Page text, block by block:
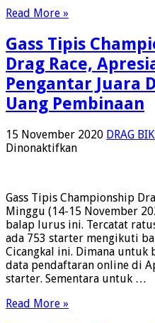
21
Maret
2021
Read More »
Gass Tipis
Drag Race,
Pengantar Juara
Uang Pembinaan
15 November 2020 DRAG
Dinonaktifkanpada
Drag
Bike
&
Drag
Race,
Apresiasi
Mekanik
Gass Tipis Championship
Minggu (14-15 November
balap lurus ini. Tercatat
ada 753 starter mengikuti
Cicangkal ini. Dimana untuk
data pendaftaran online di
starter. Sementara untuk …
Read More »